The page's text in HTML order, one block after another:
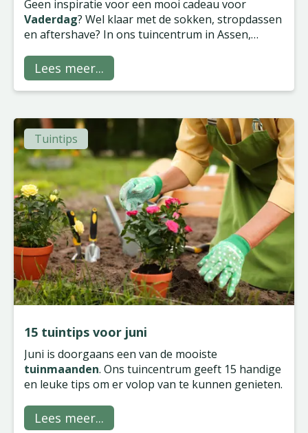
Geen inspiratie voor een mooi cadeau voor
Vaderdag? Wel klaar met de sokken, stropdassen
en aftershave? In ons tuincentrum in Assen,
iets van zijn gading, of hij nu groene vingers heeft
of niet!
Lees meer...
15 tuintips voor juni
Tuintips
Juni is doorgaans een van de mooiste
tuinmaanden. Ons tuincentrum geeft 15 handige
en leuke tips om er volop van te kunnen genieten.
Lees meer...